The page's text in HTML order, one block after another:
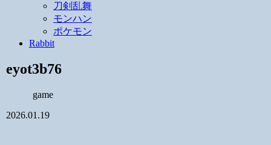
刀剣乱舞
モンハン
ポケモン
Rabbit
eyot3b76
game
2026.01.19